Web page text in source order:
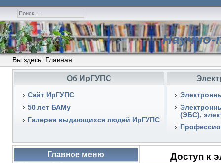
Вы здесь: Главная
Об ИрГУПС
Сайт ИрГУПС
50 лет БАМу
Галерея выдающихся людей ИрГУПС
(ЭБС),
Главное меню Доступ к